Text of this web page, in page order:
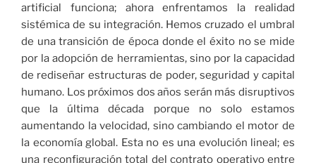
artificial funciona; ahora enfrentamos la realidad
sistémica de su integración. Hemos cruzado el umbral
de una transición de época donde el éxito no se mide
por la adopción de herramientas, sino por la capacidad
de rediseñar estructuras de poder, seguridad y capital
humano. Los próximos dos años serán más disruptivos
que la última década porque no solo estamos
aumentando la velocidad, sino cambiando el motor de
la economía global. Esta no es una evolución lineal; es
una reconfiguración total del contrato operativo entre